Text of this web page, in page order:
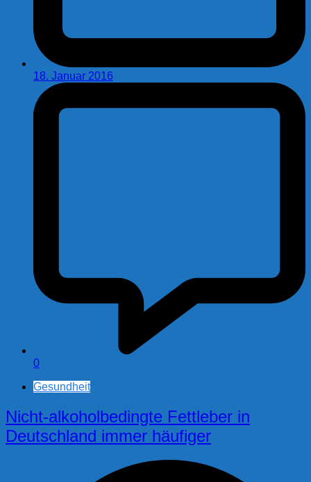
18. Januar 2016
0
Gesundheit
Nicht-alkoholbedingte Fettleber in
Deutschland immer häufiger